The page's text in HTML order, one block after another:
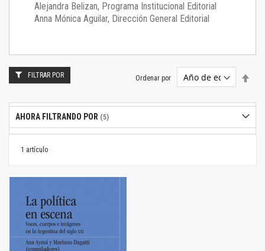
Alejandra Belizan, Programa Institucional Editorial
Anna Mónica Aguilar, Dirección General Editorial
1 artículo
Ordenar por
FILTRAR POR
AHORA FILTRANDO POR